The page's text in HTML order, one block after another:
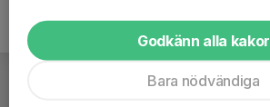
Godkänn alla kakor
Bara nödvändiga